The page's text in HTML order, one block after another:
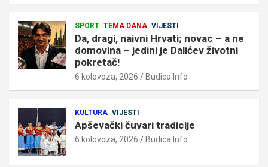
SPORT TEMA DANA VIJESTI
Da, dragi, naivni Hrvati; novac – a ne
domovina – jedini je Dalićev životni
pokretač!
6 kolovoza, 2026 Budica Info
KULTURA VIJESTI
Apševački čuvari tradicije
6 kolovoza, 2026 Budica Info